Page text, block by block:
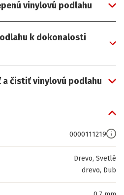
vinylovú podlahu
k dokonalosti
a čistiť vinylovú podlahu
0000111219
Drevo, Svetlé
drevo, Dub